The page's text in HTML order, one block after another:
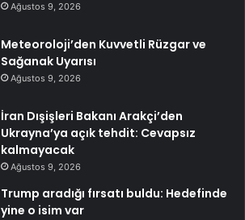
Ağustos 9, 2026
Meteoroloji’den Kuvvetli Rüzgar ve
Sağanak Uyarısı
Ağustos 9, 2026
İran Dışişleri Bakanı Arakçi’den
Ukrayna’ya açık tehdit: Cevapsız
kalmayacak
Ağustos 9, 2026
Trump aradığı fırsatı buldu: Hedefinde
yine o isim var